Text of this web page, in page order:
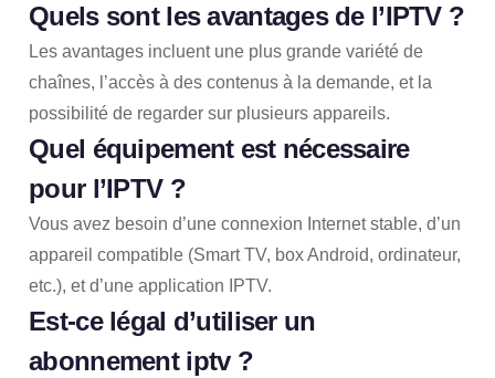
Quels sont les avantages de l’IPTV ?
Les avantages incluent une plus grande variété de
chaînes, l’accès à des contenus à la demande, et la
possibilité de regarder sur plusieurs appareils.
Quel équipement est nécessaire
pour l’IPTV ?
Vous avez besoin d’une connexion Internet stable, d’un
appareil compatible (Smart TV, box Android, ordinateur,
etc.), et d’une application IPTV.
Est-ce légal d’utiliser un
abonnement iptv?